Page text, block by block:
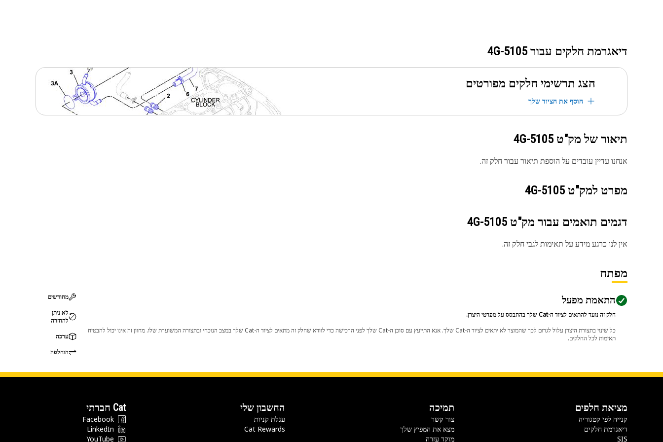
דיאגרמת חלקים עבור 4G-5105
הצג תרשימי חלקים מפורטים
הוסף את הציוד שלך
תיאור של מק"ט 4G-5105
אנחנו עדיין עובדים על הוספת תיאור עבור חלק זה.
מפרט למק"ט 4G-5105
דגמים תואמים עבור מק"ט 4G-5105
אין לנו כרגע מידע על תאימות לגבי חלק זה.
מפתח
התאמת מפעל
חלק זה נועד להתאים לציוד ה-Cat שלך בהתבסס על מפרטי היצרן.
כל שינוי בתצורת היצרן עלול לגרום לכך שהמוצר לא יתאים לציוד ה-Cat שלך. אנא התייעץ עם סוכן ה-Cat שלך לפני הרכישה כדי לוודא שחלק זה מתאים לציוד ה-Cat שלך במצב הנוכחי ובתצורה המשוערת שלו. מחוון זה אינו יכול להבטיח
תאימות לכל החלקים.
מחודשים
לא ניתן
להחזרה
ערכה
הוחלפה
מציאת חלפים
קנייה לפי קטגוריה
דיאגרמת חלקים
SIS
תמיכה
צור קשר
מצא את המפיץ שלך
מוקד עזרה
החשבון שלי
עגלת קניות
Cat Rewards
Cat חברתי
Facebook
LinkedIn
YouTube